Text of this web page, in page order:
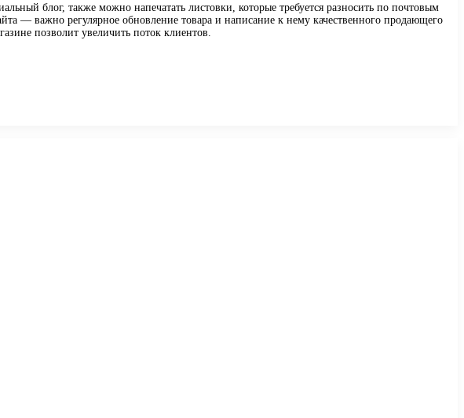
блог, также можно напечатать листовки, которые требуется разносить по почтовым
— важно регулярное обновление товара и написание к нему качественного продающего
позволит увеличить поток клиентов.